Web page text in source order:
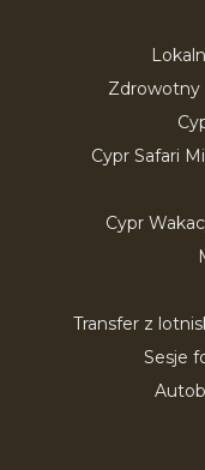
Zdrowotny
Cypr Safari
Cypr
Transfer z
Sesje